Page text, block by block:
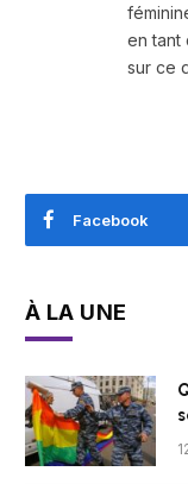
en tant
sur ce
Facebook
À LA UNE